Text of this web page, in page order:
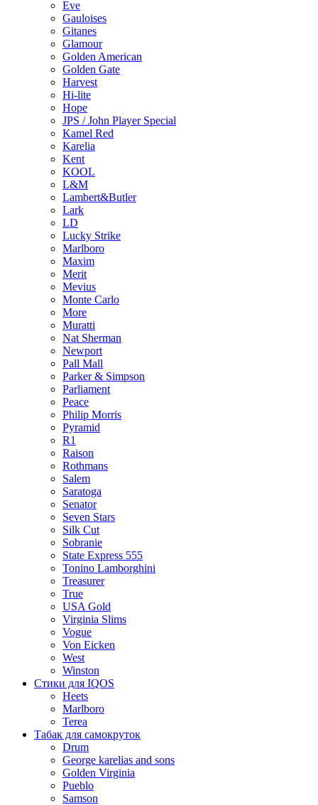
Eve
Gauloises
Gitanes
Glamour
Golden American
Golden Gate
Harvest
Hi-lite
Hope
JPS / John Player Special
Kamel Red
Karelia
Kent
KOOL
L&M
Lambert&Butler
Lark
LD
Lucky Strike
Marlboro
Maxim
Merit
Mevius
Monte Carlo
More
Muratti
Nat Sherman
Newport
Pall Mall
Parker & Simpson
Parliament
Peace
Philip Morris
Pyramid
R1
Raison
Rothmans
Salem
Saratoga
Senator
Seven Stars
Silk Cut
Sobranie
State Express 555
Tonino Lamborghini
Treasurer
True
USA Gold
Virginia Slims
Vogue
Von Eicken
West
Winston
Стики для IQOS
Heets
Marlboro
Terea
Табак для самокруток
Drum
George karelias and sons
Golden Virginia
Pueblo
Samson